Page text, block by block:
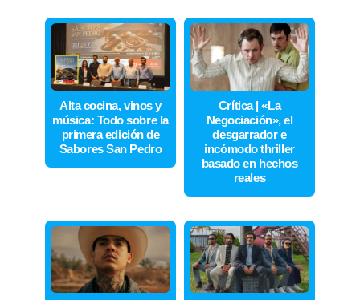
Alta cocina, vinos y
música: Todo sobre la
primera edición de
Sabores San Pedro
Crítica | «La
Negociación», el
desgarrador e
incómodo thriller
basado en hechos
reales